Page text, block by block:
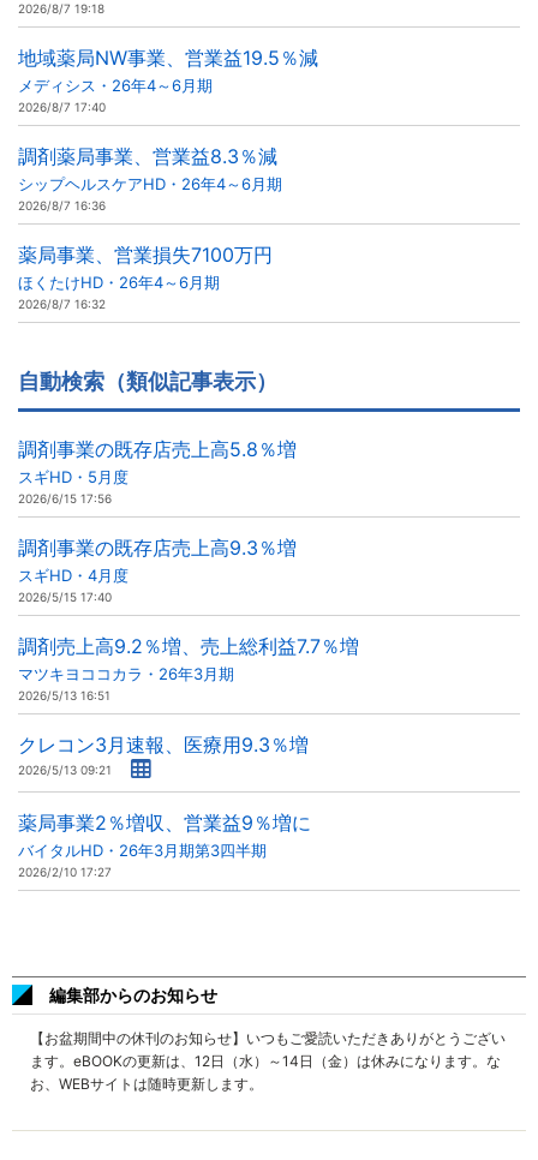
2026/8/7 19:18
地域薬局NW事業、営業益19.5％減
メディシス・26年4～6月期
2026/8/7 17:40
調剤薬局事業、営業益8.3％減
シップヘルスケアHD・26年4～6月期
2026/8/7 16:36
薬局事業、営業損失7100万円
ほくたけHD・26年4～6月期
2026/8/7 16:32
自動検索（類似記事表示）
調剤事業の既存店売上高5.8％増
スギHD・5月度
2026/6/15 17:56
調剤事業の既存店売上高9.3％増
スギHD・4月度
2026/5/15 17:40
調剤売上高9.2％増、売上総利益7.7％増
マツキヨココカラ・26年3月期
2026/5/13 16:51
クレコン3月速報、医療用9.3％増
2026/5/13 09:21
薬局事業2％増収、営業益9％増に
バイタルHD・26年3月期第3四半期
2026/2/10 17:27
編集部からのお知らせ
【お盆期間中の休刊のお知らせ】いつもご愛読いただきありがとうござい
ます。eBOOKの更新は、12日（水）～14日（金）は休みになります。な
お、WEBサイトは随時更新します。